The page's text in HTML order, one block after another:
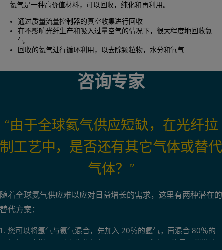
氦气是一种高价值材料，可以回收，纯化和再利用。
通过质量流量控制器的真空收集进行回收
在不影响光纤生产和吸入过量空气的情况下，很大程度地回收氦
气
回收的氦气进行循环利用，以去除颗粒物，水分和氧气
咨询专家
“由于全球氦气供应短缺，在光纤拉
制工艺中，是否还有其它气体或替代
气体？”
随着全球氦气供应难以应对日益增长的需求，这里有两种潜在的
替代方案：
您可以将氩气与氦气混合，先加入 20％的氩气，再混合 80％的
氦气。这样可以减少您的氦气用量；但是，您很可能需要稍微降